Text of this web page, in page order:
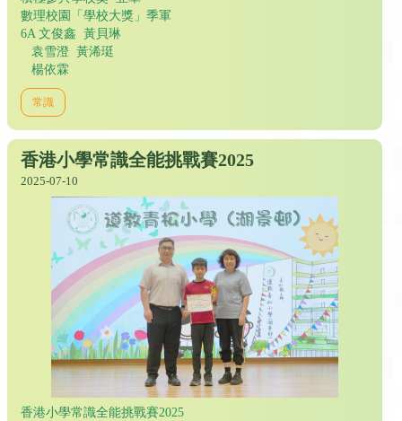
數理校園「學校大獎」季軍
6A 文俊鑫 黃貝琳
袁雪澄 黃浠珽
楊依霖
常識
香港小學常識全能挑戰賽2025
2025-07-10
香港小學常識全能挑戰賽2025